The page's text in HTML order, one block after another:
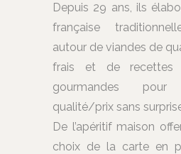
Depuis 29 ans, ils
française
autour de viandes de
frais et de recettes
gourmandes
qualité/prix sans
De l’apéritif maison
choix de la carte en